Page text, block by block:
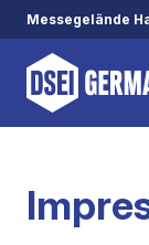
Messegelände